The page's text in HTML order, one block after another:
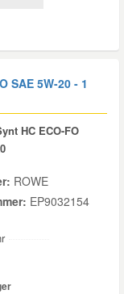
SAE 5W-20 - 1
HC ECO-FO
ROWE
EP9032154